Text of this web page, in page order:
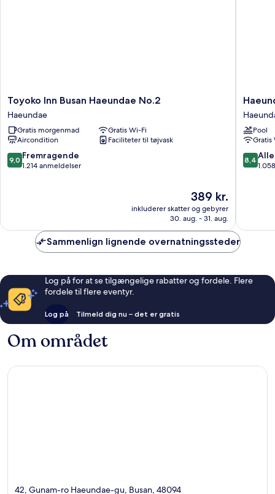
Toyoko
Inn
Busan
Haeundae
No.2
Haeundae
Toyoko Inn Busan Haeundae No.2
Haeundae
Gratis morgenmad
Gratis Wi-Fi
Aircondition
Faciliteter til tøjvask
9.0
ud
9,0 Fremragende
1.214 anmeldelser
Prisen
389 kr.
389 kr.
inkluderer skatter og gebyrer
30. aug. - 31. aug.
Hotel
Pool
Gratis
8.4
ud
8,4
Sammenlign lignende overnatningssteder
Log på for at se tilgængelige rabatter og fordele. Flere
fordele til flere eventyr.
Log på Tilmeld dig nu – det er gratis
Om området
42, Gunam-ro Haeundae-gu, Busan, 48094